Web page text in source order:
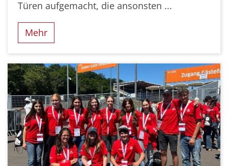
Türen aufgemacht, die ansonsten ...
Mehr